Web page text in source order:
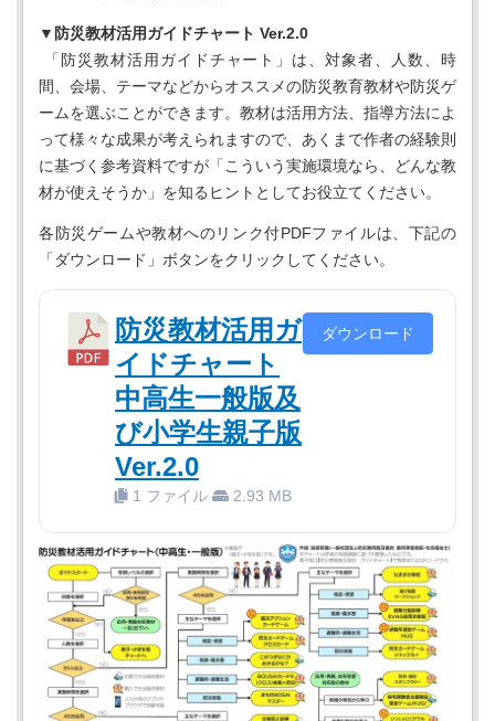
▼防災教材活用ガイドチャート Ver.2.0
「防災教材活用ガイドチャート」は、対象者、人数、時
間、会場、テーマなどからオススメの防災教育教材や防災ゲ
ームを選ぶことができます。教材は活用方法、指導方法によ
って様々な成果が考えられますので、あくまで作者の経験則
に基づく参考資料ですが「こういう実施環境なら、どんな教
材が使えそうか」を知るヒントとしてお役立てください。
各防災ゲームや教材へのリンク付PDFファイルは、下記の
「ダウンロード」ボタンをクリックしてください。
防災教材活用ガ
イドチャート
中高生一般版及
び小学生親子版
Ver.2.0
1 ファイル 2.93 MB
ダウンロード